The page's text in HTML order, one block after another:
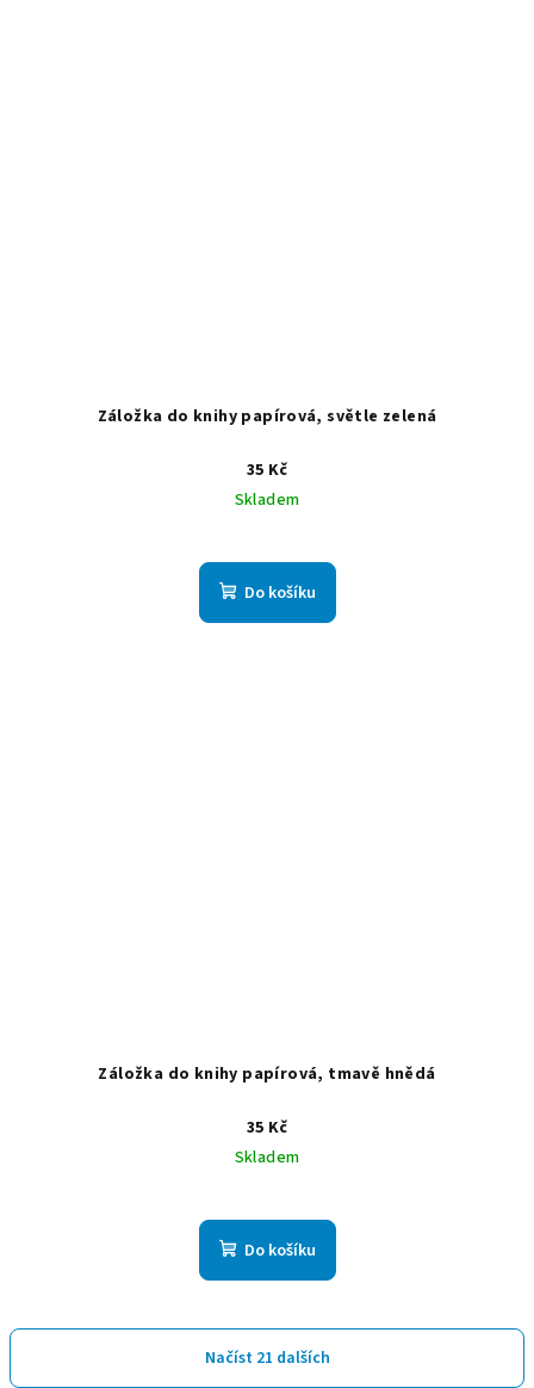
Záložka do knihy papírová, světle zelená
35 Kč
Skladem
Do košíku
Záložka do knihy papírová, tmavě hnědá
35 Kč
Skladem
Do košíku
Načíst 21 dalších